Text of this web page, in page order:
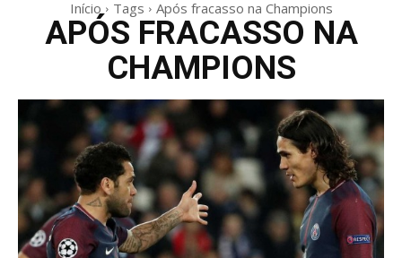
Início Tags Após fracasso na Champions
APÓS FRACASSO NA
CHAMPIONS